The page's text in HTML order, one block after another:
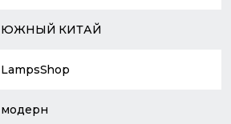
ЮЖНЫЙ КИТАЙ
LampsShop
модерн